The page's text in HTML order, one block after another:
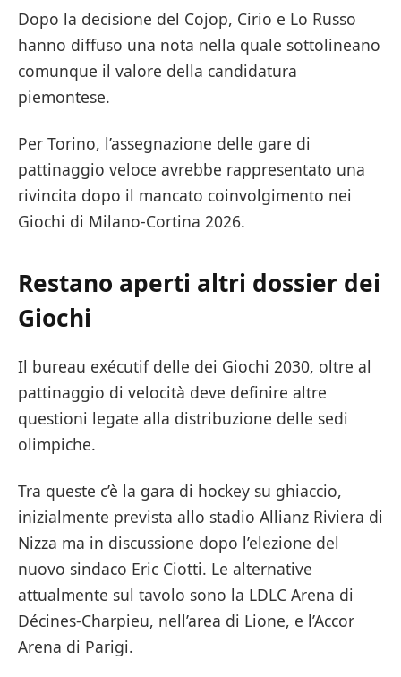
Dopo la decisione del Cojop, Cirio e Lo Russo
hanno diffuso una nota nella quale sottolineano
comunque il valore della candidatura
piemontese.
Per Torino, l’assegnazione delle gare di
pattinaggio veloce avrebbe rappresentato una
rivincita dopo il mancato coinvolgimento nei
Giochi di Milano-Cortina 2026.
Restano aperti altri dossier dei
Giochi
Il bureau exécutif delle dei Giochi 2030, oltre al
pattinaggio di velocità deve definire altre
questioni legate alla distribuzione delle sedi
olimpiche.
Tra queste c’è la gara di hockey su ghiaccio,
inizialmente prevista allo stadio Allianz Riviera di
Nizza ma in discussione dopo l’elezione del
nuovo sindaco Eric Ciotti. Le alternative
attualmente sul tavolo sono la LDLC Arena di
Décines-Charpieu, nell’area di Lione, e l’Accor
Arena di Parigi.